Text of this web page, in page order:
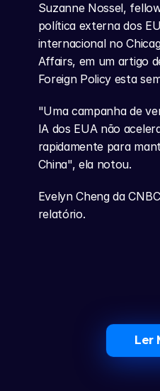
Suzanne Nossel,
política externa dos
internacional no
Affairs, em um artigo
Foreign Policy esta
"Uma campanha de
IA dos EUA não
rapidamente para
China", ela notou.
Evelyn Cheng da
relatório.
Ler